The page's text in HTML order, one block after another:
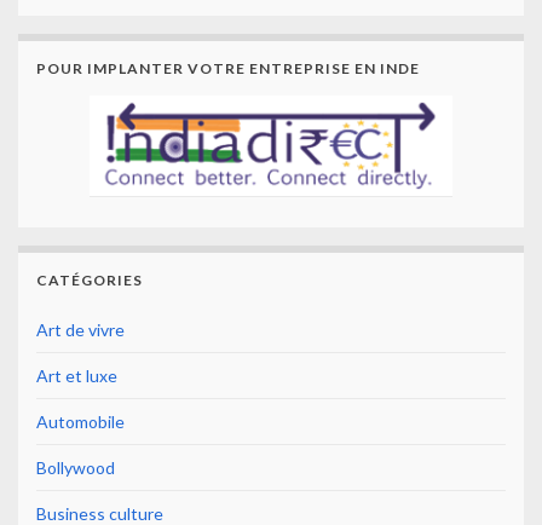
POUR IMPLANTER VOTRE ENTREPRISE EN INDE
CATÉGORIES
Art de vivre
Art et luxe
Automobile
Bollywood
Business culture